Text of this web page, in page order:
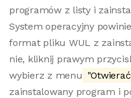
programów z listy i
System operacyjny
format pliku WUL z
nie, kliknij prawym
wybierz z menu
zainstalowany program i